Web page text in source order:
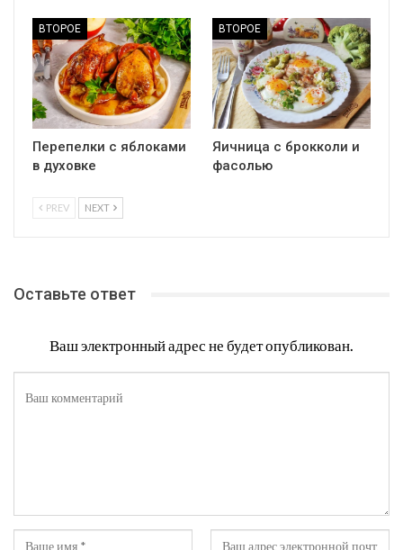
ВТОРОЕ
Перепелки с яблоками
в духовке
ВТОРОЕ
Яичница с брокколи и
фасолью
PREV NEXT
Оставьте ответ
Ваш электронный адрес не будет опубликован.